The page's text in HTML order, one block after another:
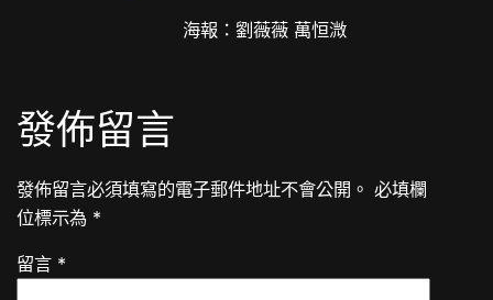
海報：劉薇薇 萬恒溦
發佈留言
發佈留言必須填寫的電子郵件地址不會公開。 必填欄
位標示為 *
留言 *